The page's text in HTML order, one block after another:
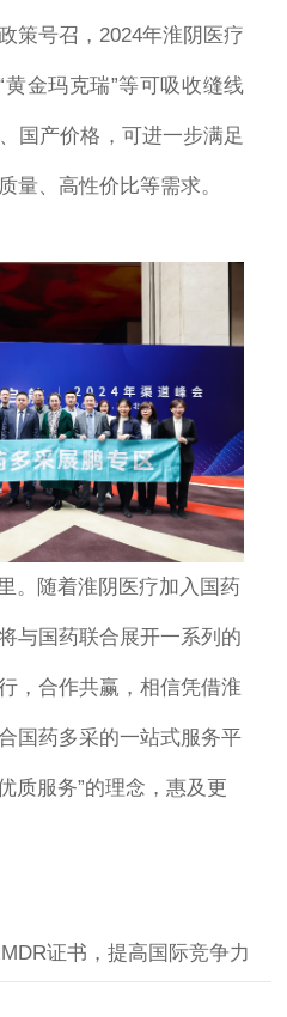
策号召，2024年淮阴医疗
黄金玛克瑞”等可吸收缝线
国产价格，可进一步满足
量、高性价比等需求。
。随着淮阴医疗加入国药
与国药联合展开一系列的
，合作共赢，相信凭借淮
国药多采的一站式服务平
质服务”的理念，惠及更
证书，提高国际竞争力